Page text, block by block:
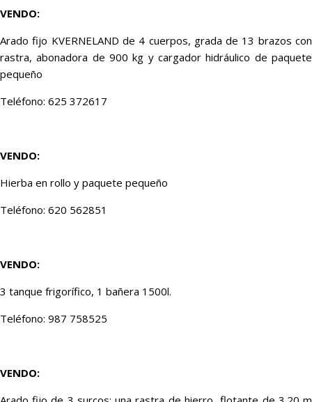
VENDO:
Arado fijo KVERNELAND de 4 cuerpos, grada de 13 brazos con
rastra, abonadora de 900 kg y cargador hidráulico de paquete
pequeño
Teléfono: 625 372617
VENDO:
Hierba en rollo y paquete pequeño
Teléfono: 620 562851
VENDO:
3 tanque frigorífico, 1 bañera 1500l.
Teléfono: 987 758525
VENDO: